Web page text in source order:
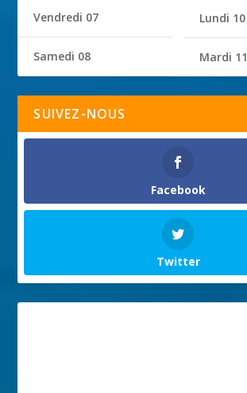
Vendredi 07
Samedi 08
Lundi 10
Mardi 11
SUIVEZ-NOUS
Facebook
Twitter